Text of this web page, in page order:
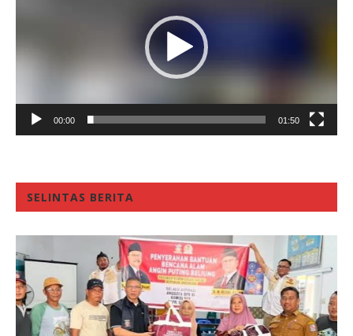
00:00 01:50
SELINTAS BERITA